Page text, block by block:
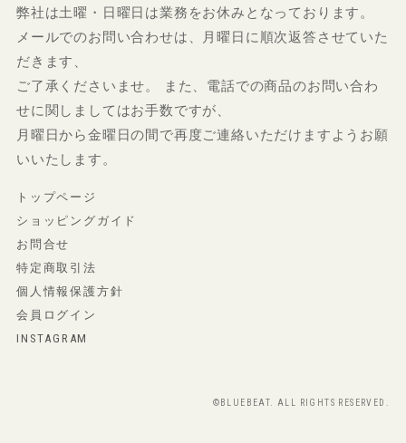
弊社は土曜・日曜日は業務をお休みとなっております。
メールでのお問い合わせは、月曜日に順次返答させていた
だきます、
ご了承くださいませ。 また、電話での商品のお問い合わ
せに関しましてはお手数ですが、
月曜日から金曜日の間で再度ご連絡いただけますようお願
いいたします。
トップページ
ショッピングガイド
お問合せ
特定商取引法
個人情報保護方針
会員ログイン
INSTAGRAM
©BLUEBEAT. ALL RIGHTS RESERVED.